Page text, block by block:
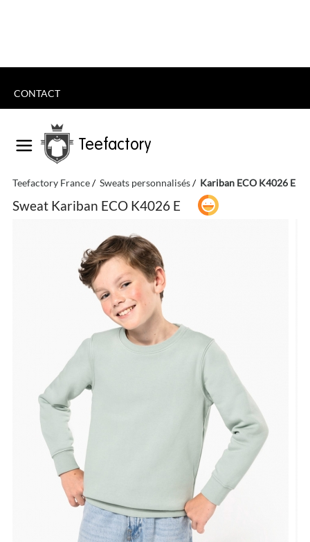
CONTACT
Teefactory
Teefactory France Sweats personnalisés Kariban ECO K4026 E
Sweat Kariban ECO K4026 E